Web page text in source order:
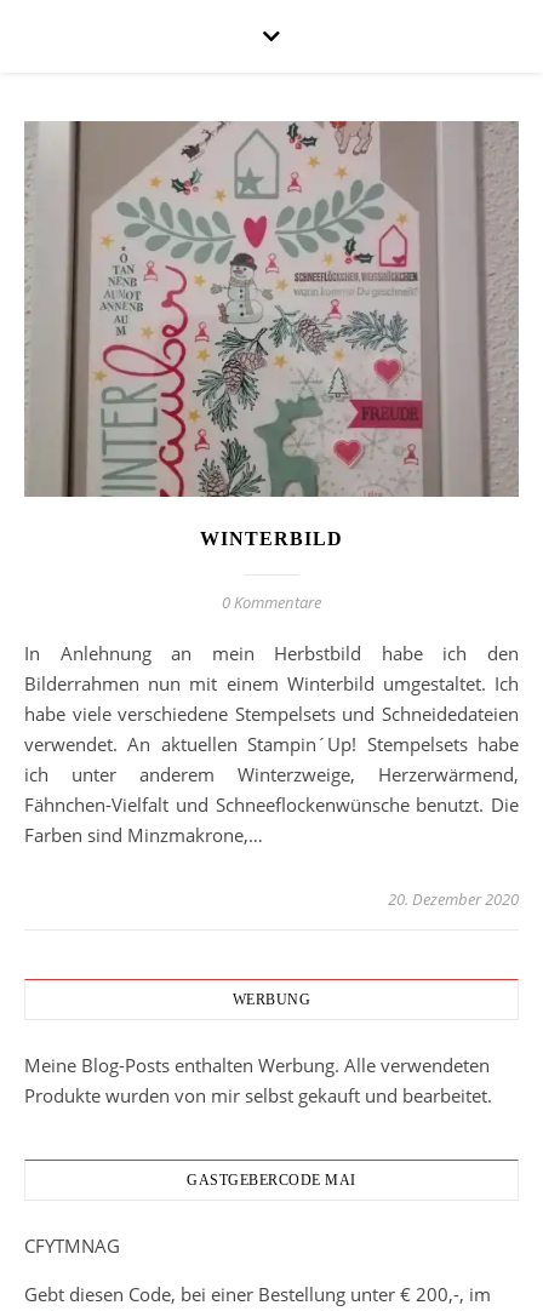
WINTERBILD
0 Kommentare
In Anlehnung an mein Herbstbild habe ich den
Bilderrahmen nun mit einem Winterbild umgestaltet. Ich
habe viele verschiedene Stempelsets und Schneidedateien
verwendet. An aktuellen Stampin´Up! Stempelsets habe
ich unter anderem Winterzweige, Herzerwärmend,
Fähnchen-Vielfalt und Schneeflockenwünsche benutzt. Die
Farben sind Minzmakrone,…
20. Dezember 2020
WERBUNG
Meine Blog-Posts enthalten Werbung. Alle verwendeten
Produkte wurden von mir selbst gekauft und bearbeitet.
GASTGEBERCODE MAI
CFYTMNAG
Gebt diesen Code, bei einer Bestellung unter € 200,-, im